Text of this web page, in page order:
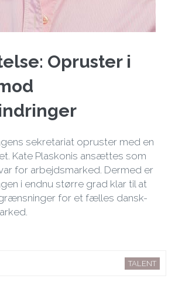
Opruster i
sekretariat opruster med en
Kate Plaskonis ansættes som
for arbejdsmarked. Dermed er
i endnu større grad klar til at
for et fælles dansk-
TALENT